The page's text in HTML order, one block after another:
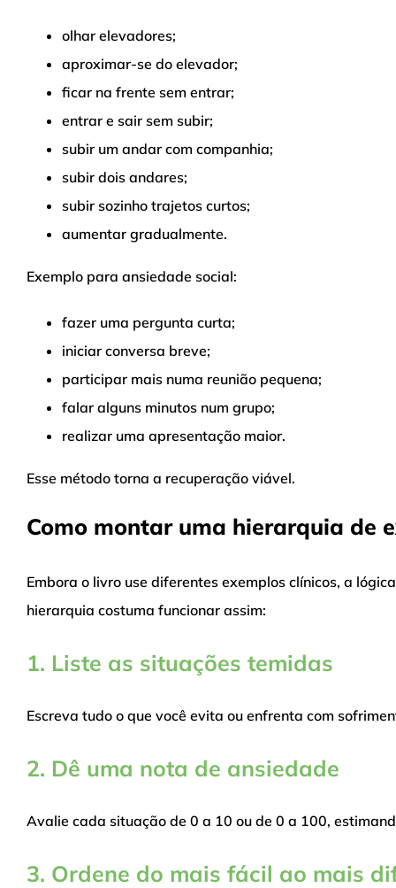
olhar elevadores;
aproximar-se do elevador;
ficar na frente sem entrar;
entrar e sair sem subir;
subir um andar com companhia;
subir dois andares;
subir sozinho trajetos curtos;
aumentar gradualmente.
Exemplo para ansiedade social:
fazer uma pergunta curta;
iniciar conversa breve;
participar mais numa reunião pequena;
falar alguns minutos num grupo;
realizar uma apresentação maior.
Esse método torna a recuperação viável.
Como montar uma hierarquia de
Embora o livro use diferentes exemplos clínicos, a
hierarquia costuma funcionar assim:
1. Liste as situações temidas
Escreva tudo o que você evita ou enfrenta com
2. Dê uma nota de ansiedade
Avalie cada situação de 0 a 10 ou de 0 a 100,
3. Ordene do mais fácil ao mais